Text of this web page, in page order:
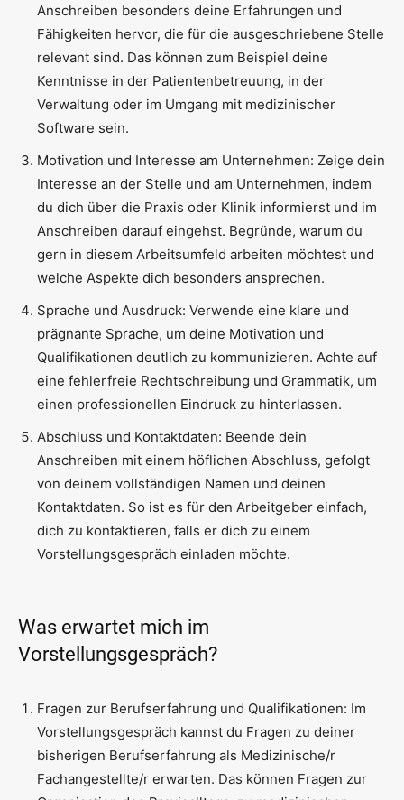
Anschreiben besonders deine Erfahrungen und
Fähigkeiten hervor, die für die ausgeschriebene Stelle
relevant sind. Das können zum Beispiel deine
Kenntnisse in der Patientenbetreuung, in der
Verwaltung oder im Umgang mit medizinischer
Software sein.
Motivation und Interesse am Unternehmen: Zeige dein
Interesse an der Stelle und am Unternehmen, indem
du dich über die Praxis oder Klinik informierst und im
Anschreiben darauf eingehst. Begründe, warum du
gern in diesem Arbeitsumfeld arbeiten möchtest und
welche Aspekte dich besonders ansprechen.
Sprache und Ausdruck: Verwende eine klare und
prägnante Sprache, um deine Motivation und
Qualifikationen deutlich zu kommunizieren. Achte auf
eine fehlerfreie Rechtschreibung und Grammatik, um
einen professionellen Eindruck zu hinterlassen.
Abschluss und Kontaktdaten: Beende dein
Anschreiben mit einem höflichen Abschluss, gefolgt
von deinem vollständigen Namen und deinen
Kontaktdaten. So ist es für den Arbeitgeber einfach,
dich zu kontaktieren, falls er dich zu einem
Vorstellungsgespräch einladen möchte.
Was erwartet mich im
Vorstellungsgespräch?
Fragen zur Berufserfahrung und Qualifikationen: Im
Vorstellungsgespräch kannst du Fragen zu deiner
bisherigen Berufserfahrung als Medizinische/r
Fachangestellte/r erwarten. Das können Fragen zur